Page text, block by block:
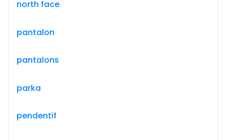
north face
pantalon
pantalons
parka
pendentif